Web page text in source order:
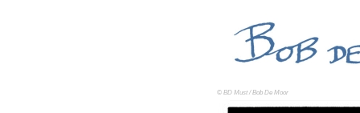
© BD Must / Bob De Moor